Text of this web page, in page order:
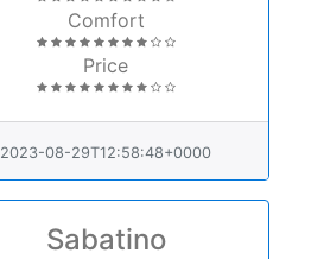
Comfort
Price
2023-08-29T12:58:48+0000
Sabatino